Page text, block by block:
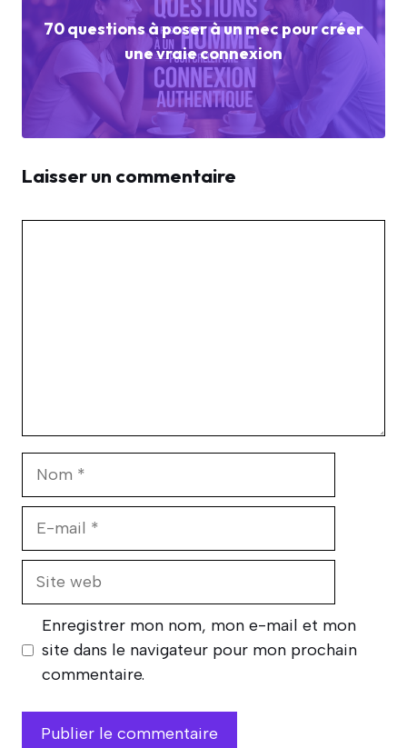
70 questions à poser à un mec pour créer
une vraie connexion
Laisser un commentaire
Enregistrer mon nom, mon e-mail et mon
site dans le navigateur pour mon prochain
commentaire.